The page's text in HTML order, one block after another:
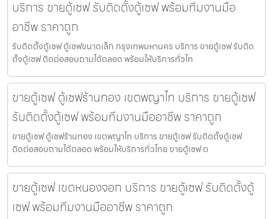
บริการ ขายตู้เซฟ รับติดตั้งตู้เซฟ พร้อมทีมงานมือ
อาชีพ ราคาถูก
รับติดตั้งตู้เซฟ ตู้เซฟขนาดเล็ก กรุงเทพมหานคร บริการ ขายตู้เซฟ รับติด
ตั้งตู้เซฟ ติดต่อสอบถามได้ตลอด พร้อมให้บริการทั่วไท
ขายตู้เซฟ ตู้เซฟร้านทอง เขตพญาไท บริการ ขายตู้เซฟ
รับติดตั้งตู้เซฟ พร้อมทีมงานมืออาชีพ ราคาถูก
ขายตู้เซฟ ตู้เซฟร้านทอง เขตพญาไท บริการ ขายตู้เซฟ รับติดตั้งตู้เซฟ
ติดต่อสอบถามได้ตลอด พร้อมให้บริการทั่วไทย ขายตู้เซฟ ต
ขายตู้เซฟ เขตหนองจอก บริการ ขายตู้เซฟ รับติดตั้งตู้
เซฟ พร้อมทีมงานมืออาชีพ ราคาถูก